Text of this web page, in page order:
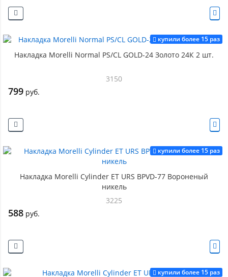
купили более 15 раз
Накладка Morelli Normal PS/CL GOLD-24 Золото 24К 2 шт.
3150
799 руб.
купили более 15 раз
Накладка Morelli Cylinder ET URS BPVD-77 Вороненый
никель
3225
588 руб.
купили более 15 раз